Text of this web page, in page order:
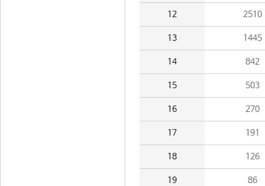
12 2510
13 1445
14 842
15 503
16 270
17 191
18 126
19 86